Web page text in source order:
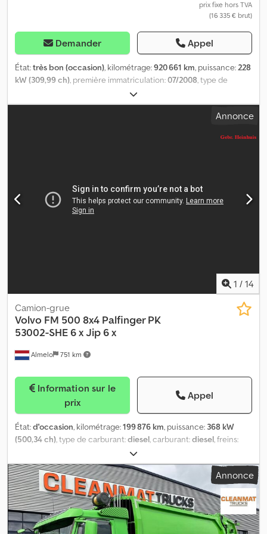
Essieu arrière : Essieu relevable ; Direction ; Suspension :prix fixe hors TVA
(16 335 € brut)
Demander Appel
État:très bon (occasion), kilométrage:920 661 km, puissance:228
kW (309,99 ch), première immatriculation:07/2008, type de
, configuration d'essieux:
5 200 mm, carburant:diesel, couleur:orange, cabine conducteur:
moteur: 9.365 cc Essieu avant: Direction Essieu arrière: Roues
jumelées Poids Poids à vide: 6.880 kg Capacité de charge: 12.120
kg PBV: 19.000 kg Pratique Trappe de chargement: dhollandia
Annonce
1 / 14
Almelo 751 km
Camion-grue
Volvo FM 500 8x4 Palfinger PK
53002-SHE 6 x Jip 6 x
prix
Appel
État:d'occasion, kilométrage:199 876 km, puissance: 368 kW
(500,34 ch), type de carburant:diesel, carburant:diesel, freins:
automatique
Euro 6, Année de construction:2019, heures de fonctionnement:
4 823 h , Équipement:AdBlue, grue, retardeur
, = Options et
accessoires supplémentaires = - Intarder - Prise de force (PTO) =
Remarques = Volvo FM 500 8x4 Tridem. Année : 2019. Kilométrage :
199 876 km. Boîte de vitesses automatique. Poids : 20 675 kg. Poids
maximal : 37 000 kg. Charge par essieu : 1 : 10 000 kg. 2 : 9 750 kg. 3 :
Annonce